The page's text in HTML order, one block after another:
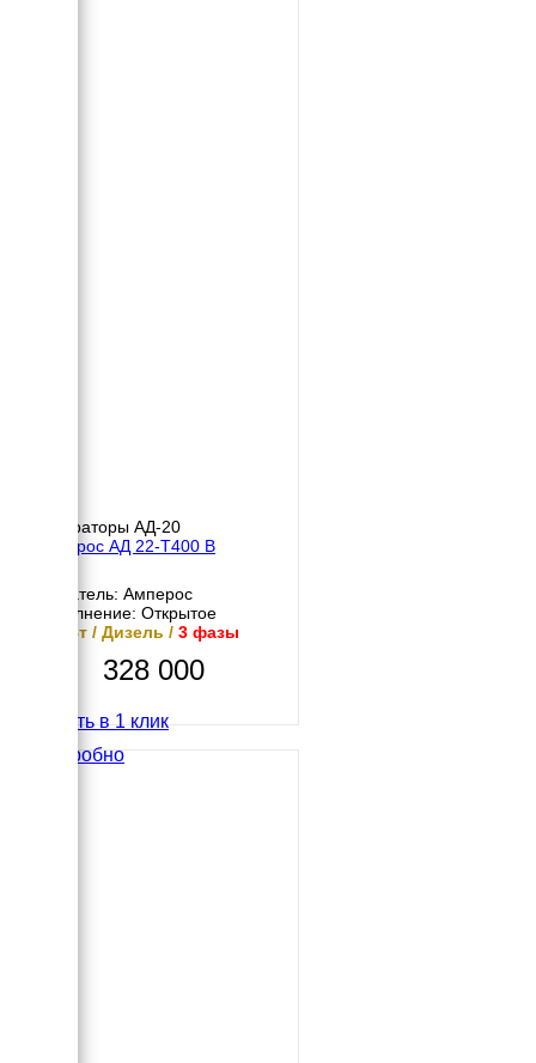
Генераторы АД-20
Амперос АД 22-Т400 B
Двигатель: Амперос
Исполнение: Открытое
22 кВт / Дизель / 3 фазы
328 000
Купить в 1 клик
Подробно